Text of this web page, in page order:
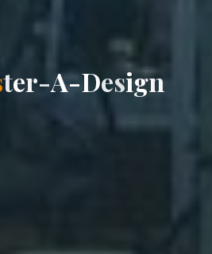
ter-A-Design